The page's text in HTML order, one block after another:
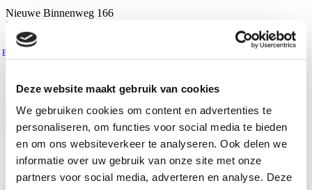
Deze website maakt gebruik van cookies
We gebruiken cookies om content en advertenties te
personaliseren, om functies voor social media te bieden
en om ons websiteverkeer te analyseren. Ook delen we
informatie over uw gebruik van onze site met onze
partners voor social media, adverteren en analyse. Deze
Nieuwe Binnenweg 166
3015 BH Rotterdam
Nederland
Bekijk profiel
Gebruik huidige locatie
Waar zoekt u naar?
Advocaten
Kantoren